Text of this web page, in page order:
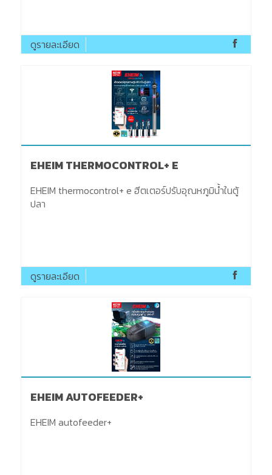
ดูรายละเอียด
EHEIM THERMOCONTROL+ E
EHEIM thermocontrol+ e ฮีตเตอร์ปรับอุณหภูมิน้ำในตู้
ปลา
ดูรายละเอียด
​EHEIM AUTOFEEDER+
​EHEIM autofeeder+